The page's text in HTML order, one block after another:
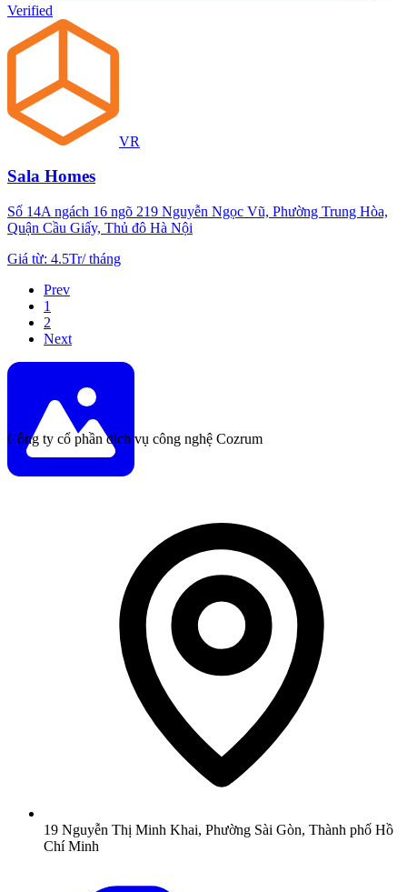
Verified
VR
Sala Homes
Số 14A ngách 16 ngõ 219 Nguyễn Ngọc Vũ, Phường Trung Hòa,
Quận Cầu Giấy, Thủ đô Hà Nội
Giá từ: 4.5Tr/tháng
Prev
1
2
Next
Công ty cổ phần dịch vụ công nghệ Cozrum
19 Nguyễn Thị Minh Khai, Phường Sài Gòn, Thành phố Hồ
Chí Minh